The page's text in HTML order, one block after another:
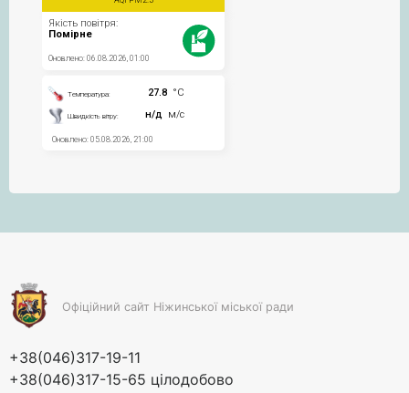
Офіційний сайт Ніжинської міської ради
+38(046)317-19-11
+38(046)317-15-65 цілодобово